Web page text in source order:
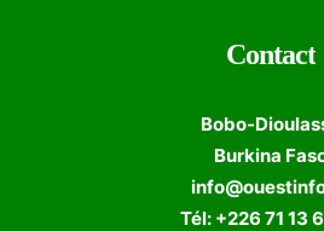
Contact
Bobo-
Burkina
Tél: +226 71 13